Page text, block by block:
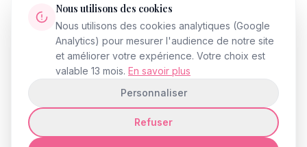
Contacter le support
Signaler un problème
Devenir partenaire
© 2026 InstantMariage.fr · Tous droits réservés
Mentions légalesPolitique de confidentialitéCGUAccessibilité
Nous utilisons des cookies
Nous utilisons des cookies analytiques (Google
Analytics) pour mesurer l'audience de notre site
et améliorer votre expérience. Votre choix est
valable 13 mois. En savoir plus
Personnaliser
Refuser